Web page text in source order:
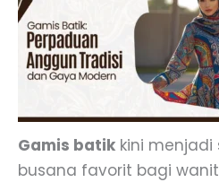
Gamis batik kini
busana favorit bagi